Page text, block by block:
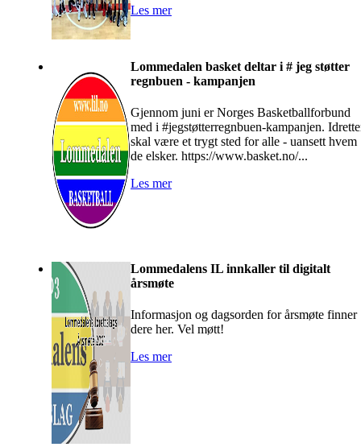
Les mer
Lommedalen basket deltar i # jeg støtter
regnbuen - kampanjen
Gjennom juni er Norges Basketballforbund
med i #jegstøtterregnbuen-kampanjen.
skal være et trygt sted for alle - uansett hvem
de elsker. https://www.basket.no/...
Les mer
Lommedalens IL innkaller til digitalt
årsmøte
Informasjon og dagsorden for årsmøte finner
dere her. Vel møtt!
Les mer